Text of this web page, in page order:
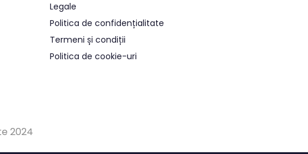
Legale
Politica de confidențialitate
Termeni și condiții
Politica de cookie-uri
2024